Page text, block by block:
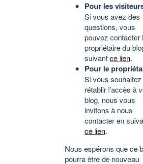
Pour les
Si vous avez des
questions, vous
pouvez contacter
propriétaire du
suivantce lien.
Pour le
Si vous souhaitez
rétablir l’accès à
blog, nous vous
invitons à nous
contacter en
ce lien.
Nous espérons que ce
pourra être de nouveau